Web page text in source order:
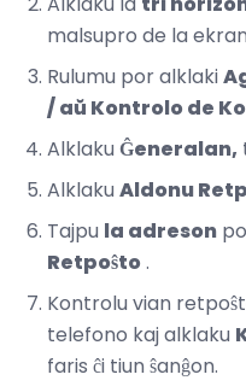
malsupro de la
Rulumu por alklaki
/ aŭ Kontrolo de
Alklaku Ĝeneralan,
Alklaku Aldonu
Tajpu la adreson
Retpoŝto.
Kontrolu vian
telefono kaj alklaku
faris ĉi tiun ŝanĝon.